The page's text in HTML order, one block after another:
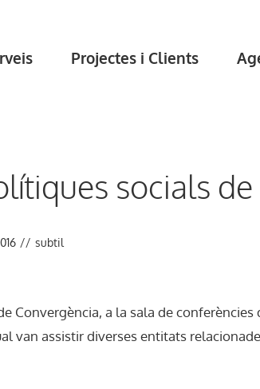
Projectes i Clients
socials
// subtil
Convergència, a la sala de conferències
van assistir diverses entitats